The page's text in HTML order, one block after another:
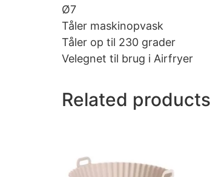
Ø7
Tåler maskinopvask
Tåler op til 230 grader
Velegnet til brug i Airfryer
Related products